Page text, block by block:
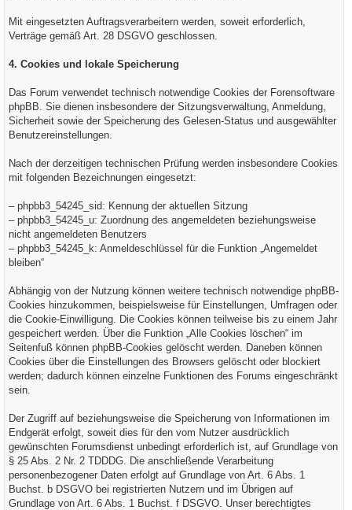
Mit eingesetzten Auftragsverarbeitern werden, soweit erforderlich,
Verträge gemäß Art. 28 DSGVO geschlossen.
4. Cookies und lokale Speicherung
Das Forum verwendet technisch notwendige Cookies der Forensoftware
phpBB. Sie dienen insbesondere der Sitzungsverwaltung, Anmeldung,
Sicherheit sowie der Speicherung des Gelesen-Status und ausgewählter
Benutzereinstellungen.
Nach der derzeitigen technischen Prüfung werden insbesondere Cookies
mit folgenden Bezeichnungen eingesetzt:
– phpbb3_54245_sid: Kennung der aktuellen Sitzung
– phpbb3_54245_u: Zuordnung des angemeldeten beziehungsweise
nicht angemeldeten Benutzers
– phpbb3_54245_k: Anmeldeschlüssel für die Funktion „Angemeldet
bleiben“
Abhängig von der Nutzung können weitere technisch notwendige phpBB-
Cookies hinzukommen, beispielsweise für Einstellungen, Umfragen oder
die Cookie-Einwilligung. Die Cookies können teilweise bis zu einem Jahr
gespeichert werden. Über die Funktion „Alle Cookies löschen“ im
Seitenfuß können phpBB-Cookies gelöscht werden. Daneben können
Cookies über die Einstellungen des Browsers gelöscht oder blockiert
werden; dadurch können einzelne Funktionen des Forums eingeschränkt
sein.
Der Zugriff auf beziehungsweise die Speicherung von Informationen im
Endgerät erfolgt, soweit dies für den vom Nutzer ausdrücklich
gewünschten Forumsdienst unbedingt erforderlich ist, auf Grundlage von
§ 25 Abs. 2 Nr. 2 TDDDG. Die anschließende Verarbeitung
personenbezogener Daten erfolgt auf Grundlage von Art. 6 Abs. 1
Buchst. b DSGVO bei registrierten Nutzern und im Übrigen auf
Grundlage von Art. 6 Abs. 1 Buchst. f DSGVO. Unser berechtigtes